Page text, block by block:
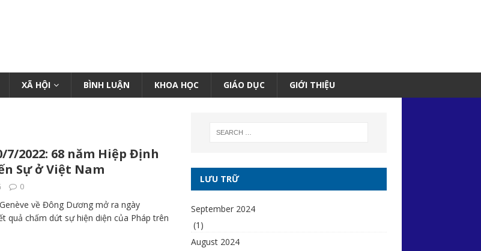
XÃ HỘI BÌNH LUẬN KHOA HỌC GIÁO DỤC GIỚI THIỆU
7/2022: 68 năm Hiệp Định
Sự ở Việt Nam
0
về Đông Dương mở ra ngày
quả chấm dứt sự hiện diện của Pháp trên
LƯU TRỮ
September 2024
(1)
August 2024